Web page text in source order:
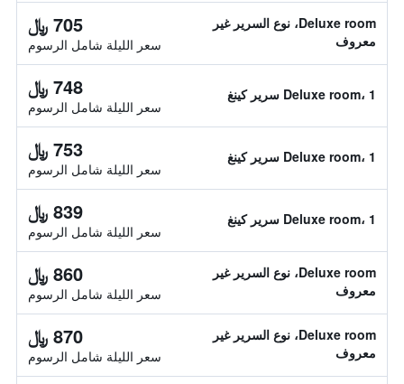
Deluxe room، نوع السرير غير
معروف
705 ﷼
سعر الليلة شامل الرسوم
Deluxe room، 1 سرير كينغ 748 ﷼
سعر الليلة شامل الرسوم
Deluxe room، 1 سرير كينغ 753 ﷼
سعر الليلة شامل الرسوم
Deluxe room، 1 سرير كينغ 839 ﷼
سعر الليلة شامل الرسوم
Deluxe room، نوع السرير غير
معروف
860 ﷼
سعر الليلة شامل الرسوم
Deluxe room، نوع السرير غير
معروف
870 ﷼
سعر الليلة شامل الرسوم